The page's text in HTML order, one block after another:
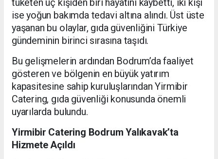
tüketen üç kişiden biri hayatını kaybetti, iki kişi
ise yoğun bakımda tedavi altına alındı. Üst üste
yaşanan bu olaylar, gıda güvenliğini Türkiye
gündeminin birinci sırasına taşıdı.
Bu gelişmelerin ardından Bodrum’da faaliyet
gösteren ve bölgenin en büyük yatırım
kapasitesine sahip kuruluşlarından Yirmibir
Catering, gıda güvenliği konusunda önemli
uyarılarda bulundu.
Yirmibir Catering Bodrum Yalıkavak’ta
Hizmete Açıldı